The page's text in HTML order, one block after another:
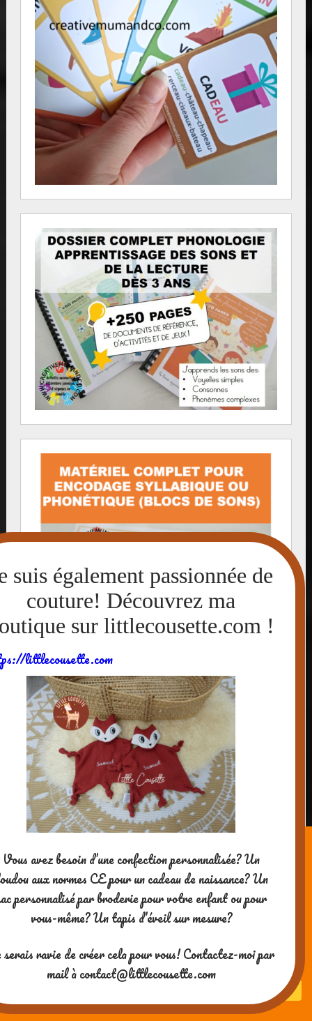
littlecousette.com
Vous avez besoin d’une confection personnalisée? Un
aux normes CE pour un cadeau de naissance? Un
personnalisé par broderie pour votre enfant ou pour
vous-même? Un tapis d’éveil sur mesure?
ravie de créer cela pour vous! Contactez-moi par
mail à contact@littlecousette.com